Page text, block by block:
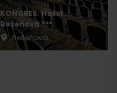
KONGRES: Hotel
Bešeňová ***
Bešeňová